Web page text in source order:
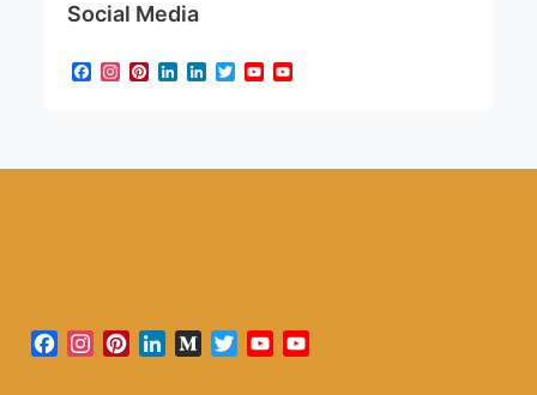
Social Media
Facebook
Instagram
Pinterest
LinkedIn
LinkedIn
TwitterYouTube
Facebook
Instagram
PinterestLinkedInMediumTwitterYouTube